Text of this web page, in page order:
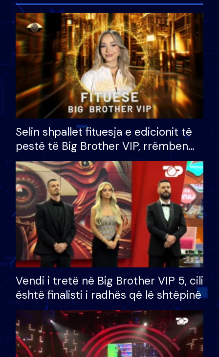
Selin shpallet fituesja e edicionit të
pestë të Big Brother VIP, rrëmben
çmimin e madh prej 100 mijë eurosh
Vendi i tretë në Big Brother VIP 5, cili
është finalisti i radhës që lë shtëpinë